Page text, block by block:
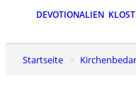
DEVOTIONALIEN
Startseite